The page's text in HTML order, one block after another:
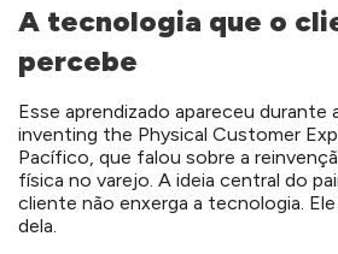
A tecnologia que o
percebe
Esse aprendizado apareceu durante
inventing the Physical Customer
Pacífico , que falou sobre a
física no varejo. A ideia central do
cliente não enxerga a tecnologia.
dela.